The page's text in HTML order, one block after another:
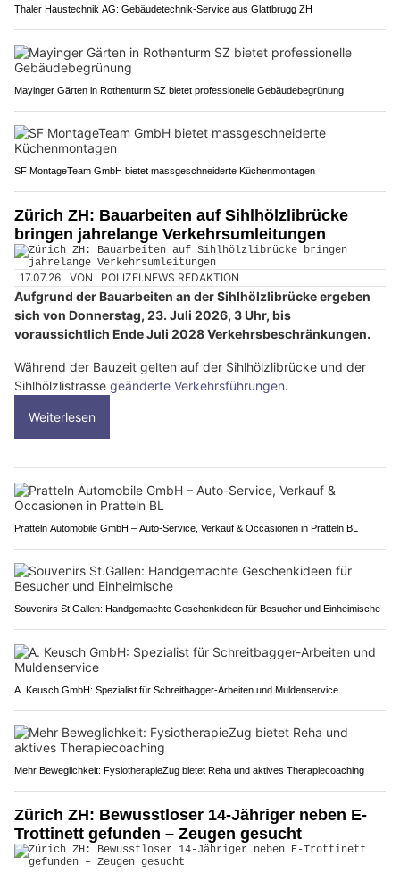
Thaler Haustechnik AG: Gebäudetechnik-Service aus Glattbrugg ZH
Mayinger Gärten in Rothenturm SZ bietet professionelle Gebäudebegrünung
SF MontageTeam GmbH bietet massgeschneiderte Küchenmontagen
Zürich ZH: Bauarbeiten auf Sihlhölzlibrücke
bringen jahrelange Verkehrsumleitungen
17.07.26 VON POLIZEI.NEWS REDAKTION
Aufgrund der Bauarbeiten an der Sihlhölzlibrücke ergeben
sich von Donnerstag, 23. Juli 2026, 3 Uhr, bis
voraussichtlich Ende Juli 2028 Verkehrsbeschränkungen.
Während der Bauzeit gelten auf der Sihlhölzlibrücke und der
Sihlhölzlistrasse geänderte Verkehrsführungen.
Weiterlesen
Pratteln Automobile GmbH – Auto-Service, Verkauf & Occasionen in Pratteln BL
Souvenirs St.Gallen: Handgemachte Geschenkideen für Besucher und Einheimische
A. Keusch GmbH: Spezialist für Schreitbagger-Arbeiten und Muldenservice
Mehr Beweglichkeit: FysiotherapieZug bietet Reha und aktives Therapiecoaching
Zürich ZH: Bewusstloser 14-Jähriger neben E-
Trottinett gefunden – Zeugen gesucht